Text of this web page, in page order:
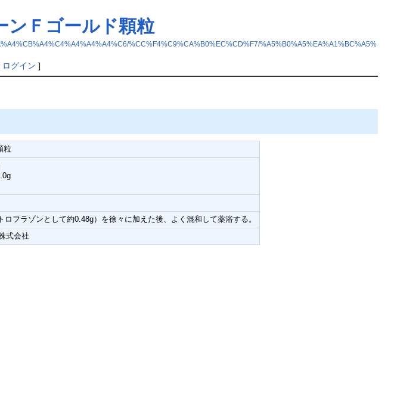
ンＦゴールド顆粒
%CC%F4%C9%CA%B0%EC%CD%F7/%A5%B0%A5%EA%A1%BC%A5%
ログイン ]
粒
フラゾンとして約0.48g）を徐々に加えた後、よく混和して薬浴する。
式会社